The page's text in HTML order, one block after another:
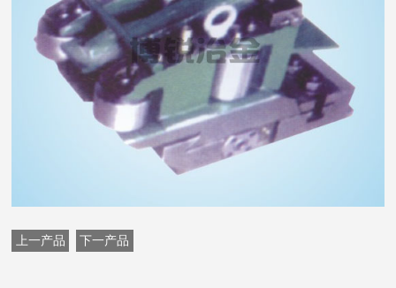
上一产品 下一产品